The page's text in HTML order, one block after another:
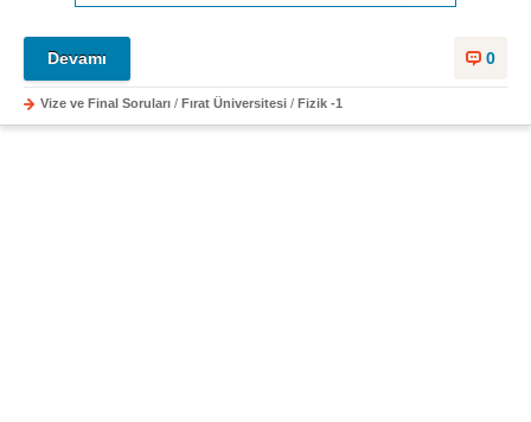
0
Devamı
Vize ve Final Soruları / Fırat Üniversitesi / Fizik -1